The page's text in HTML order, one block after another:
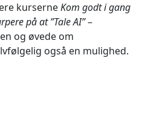
kurserneKom godt i gang
på at ”Tale AI”–
og øvede om
også en mulighed.